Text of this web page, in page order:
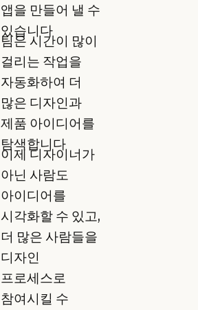
앱을 만들어 낼 수
있습니다
팀은 시간이 많이
걸리는 작업을
자동화하여 더
많은 디자인과
제품 아이디어를
탐색합니다
이제 디자이너가
아닌 사람도
아이디어를
시각화할 수 있고,
더 많은 사람들을
디자인
프로세스로
참여시킬 수